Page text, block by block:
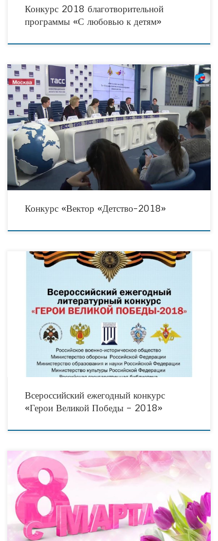
Конкурс 2018 благотворительной
программы «С любовью к детям»
Проект «Вектор «Детство-2018» определит лучшие практики в сфере защиты
материнства и детства. В рамках конкурса будут отобраны лучшие практики,
касающиеся помощи детям с особенностями развития,
Конкурс «Вектор «Детство-2018»
В целях сохранения и увековечения памяти о проявленных в годы Великой
Отечественной войны героизме советских солдат и мужестве российских
воинов, защищавших рубежи Родины, а также
Всероссийский ежегодный конкурс
«Герои Великой Победы – 2018»